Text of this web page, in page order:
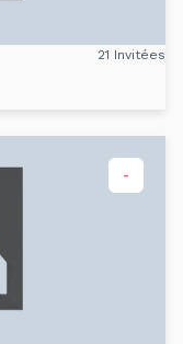
21 Invitées
-